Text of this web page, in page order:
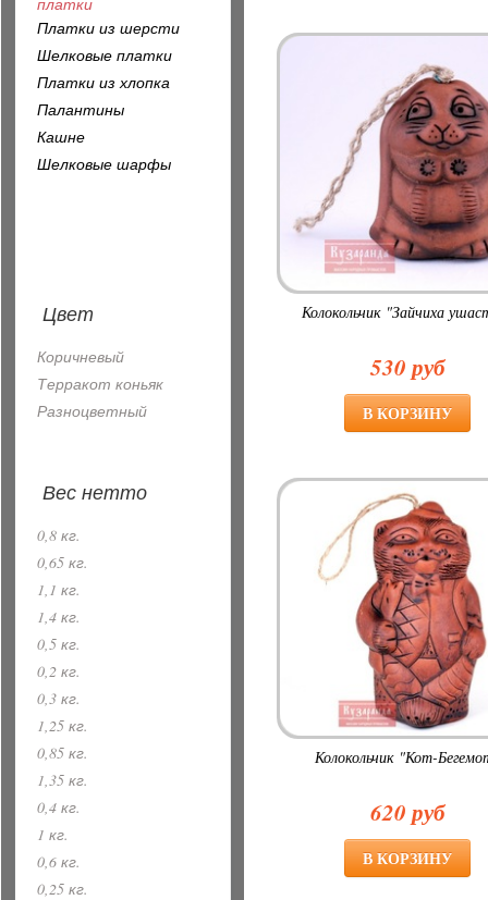
Колокольчик "Зайчиха
530 руб
Колокольчик "Кот-
620 руб
Платки из шерсти
Шелковые платки
Платки из хлопка
Палантины
Кашне
Шелковые шарфы
Цвет
Коричневый
Терракот коньяк
Разноцветный
Вес нетто
0,8 кг.
0,65 кг.
1,1 кг.
1,4 кг.
0,5 кг.
0,2 кг.
0,3 кг.
1,25 кг.
0,85 кг.
1,35 кг.
0,4 кг.
1 кг.
0,6 кг.
0,25 кг.